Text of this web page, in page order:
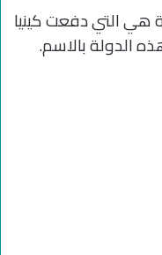
هي التي دفعت كينيا
الدولة بالاسم.